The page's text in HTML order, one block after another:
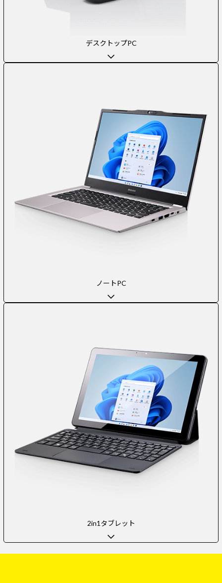
デスクトップPC
ノートPC
2in1タブレット